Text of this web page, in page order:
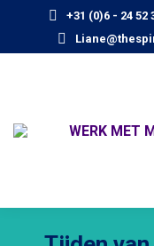
+31 (0)6 - 24 52
WERK MET